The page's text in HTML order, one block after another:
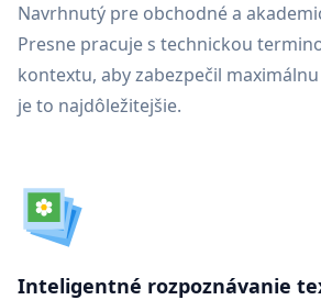
Navrhnutý pre obchodné a
Presne pracuje s technickou
kontextu, aby zabezpečil
je to najdôležitejšie.
Inteligentné rozpoznávanie